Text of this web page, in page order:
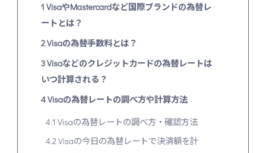
1 VisaやMastercardなど国際ブランドの為替レ
ートとは？
2Visaの為替手数料とは？
3Visaなどのクレジットカードの為替レートは
いつ計算される？
4Visaの為替レートの調べ方や計算方法
4.1 Visaの為替レートの調べ方・確認方法
4.2 Visaの今日の為替レートで決済額を計